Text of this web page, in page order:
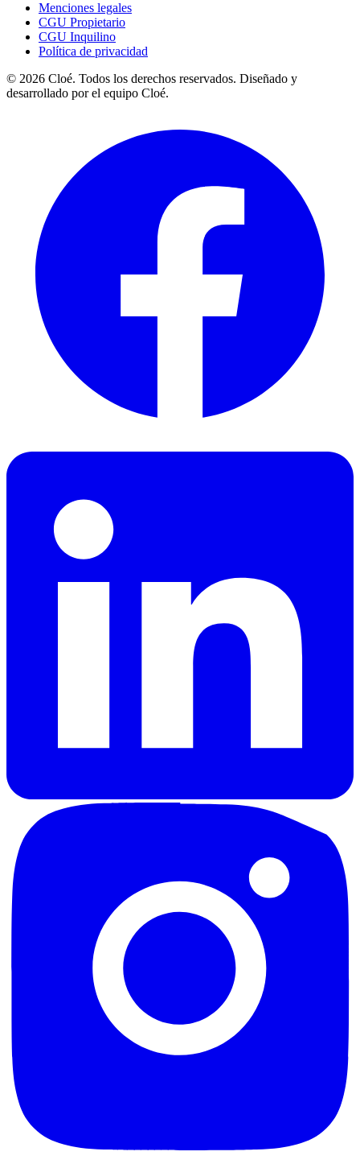
Menciones legales
CGU Propietario
CGU Inquilino
Política de privacidad
© 2026 Cloé. Todos los derechos reservados. Diseñado y
desarrollado por el equipo Cloé.